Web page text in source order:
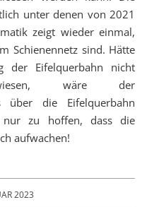
unter denen von 2021
zeigt wieder einmal,
Schienennetz sind. Hätte
der Eifelquerbahn nicht
wäre der
über die Eifelquerbahn
nur zu hoffen, dass die
aufwachen!
2023